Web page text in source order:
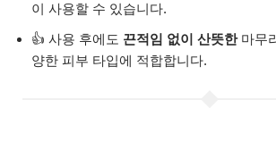
이 사용할 수 있습니다.
👍 사용 후에도 끈적임 없이 산뜻한마무
양한 피부 타입에 적합합니다.